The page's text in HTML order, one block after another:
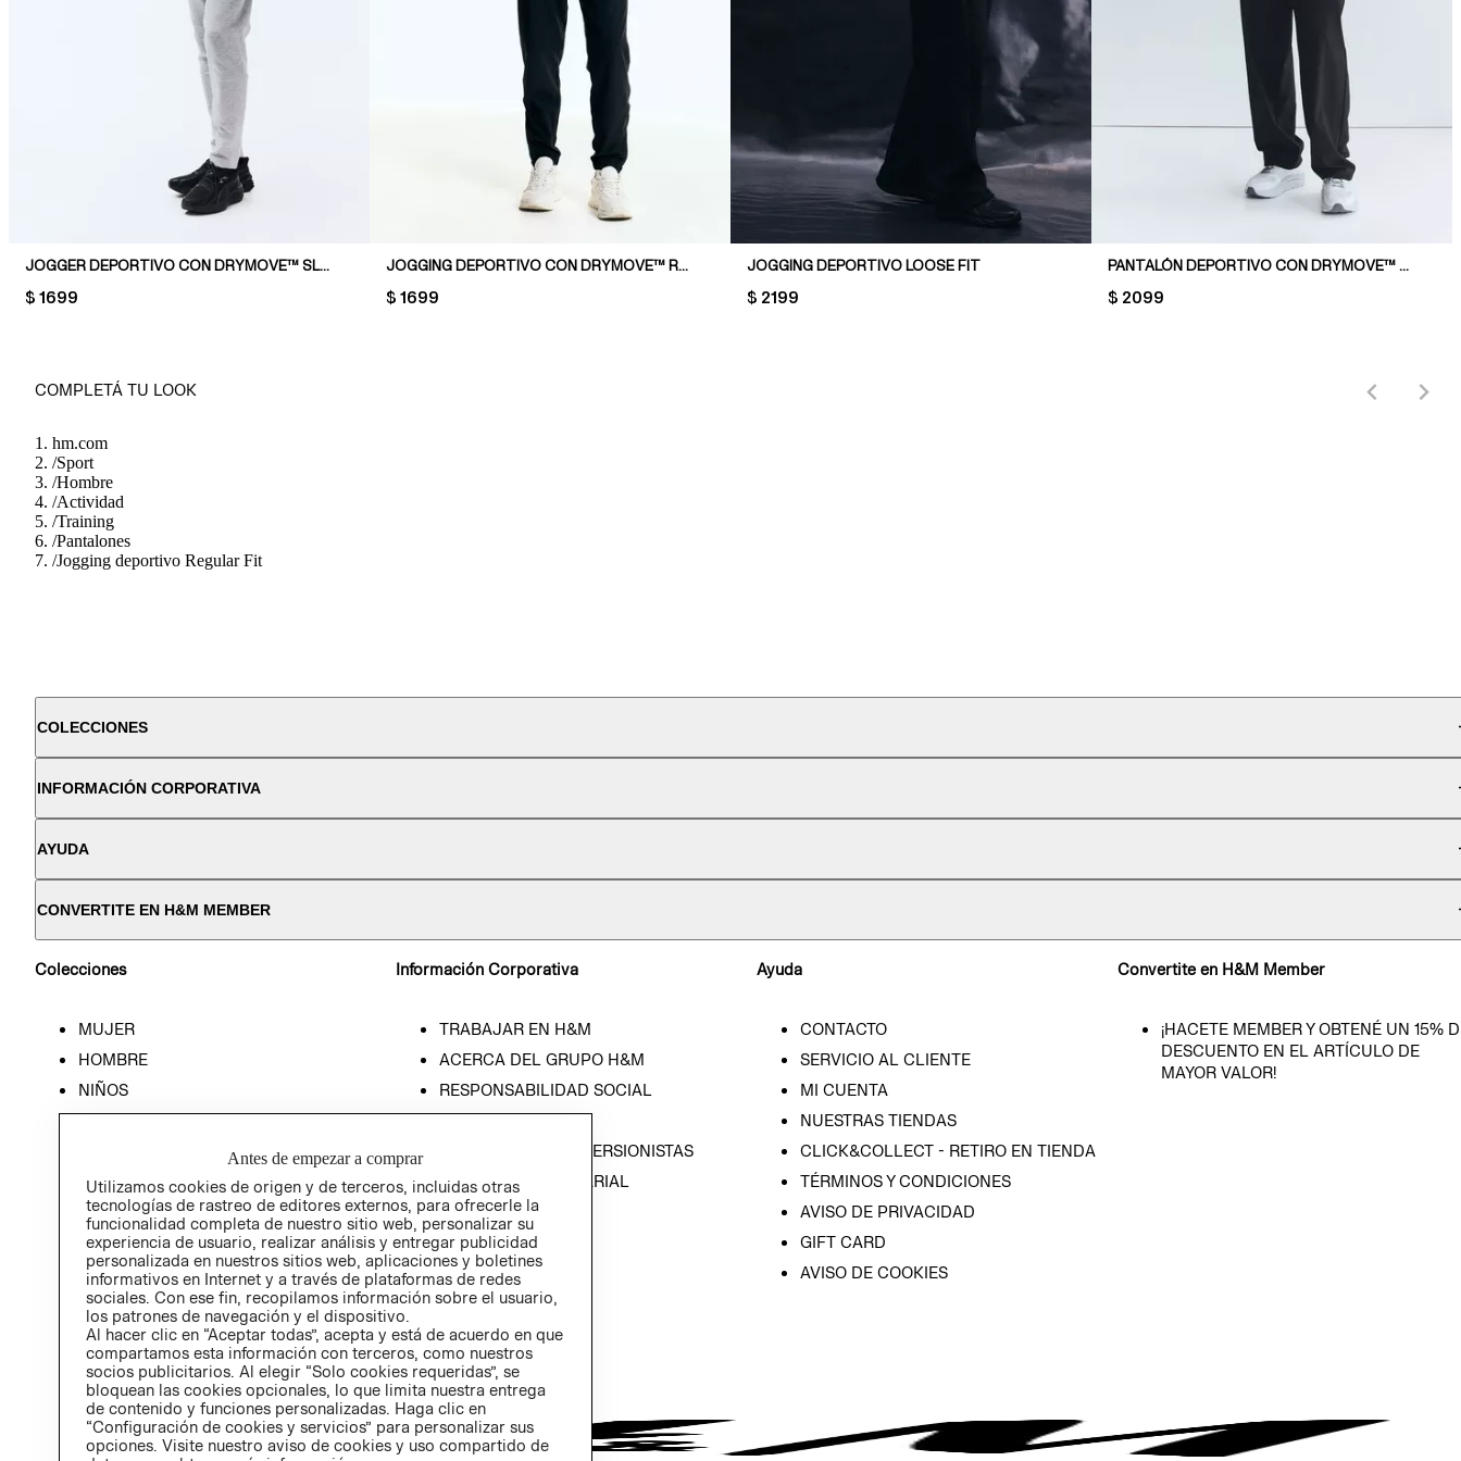
JOGGER DEPORTIVO CON DRYMOVE™ SLIM FIT
PRICE:
$ 1699
JOGGING DEPORTIVO CON DRYMOVE™ REGULAR FIT
PRICE:
$ 1699
JOGGING DEPORTIVO LOOSE FIT
PRICE:
$ 2199
PANTALÓN DEPORTIVO CON DRYMOVE™ REGULAR FIT
PRICE:
$ 2099
COMPLETÁ TU LOOK
hm.com
/Sport
/Hombre
/Actividad
/Training
/Pantalones
/Jogging deportivo Regular Fit
COLECCIONES
INFORMACIÓN CORPORATIVA
AYUDA
CONVERTITE EN H&M MEMBER
Colecciones
MUJER
HOMBRE
NIÑOS
HOME
Información Corporativa
TRABAJAR EN H&M
ACERCA DEL GRUPO H&M
RESPONSABILIDAD SOCIAL
PRENSA
RELACIÓN CON INVERSIONISTAS
POLÍTICA EMPRESARIAL
Ayuda
CONTACTO
SERVICIO AL CLIENTE
MI CUENTA
NUESTRAS TIENDAS
CLICK&COLLECT - RETIRO EN TIENDA
TÉRMINOS Y CONDICIONES
AVISO DE PRIVACIDAD
GIFT CARD
AVISO DE COOKIES
Convertite en H&M Member
¡HACETE MEMBER Y OBTENÉ UN 15%
DESCUENTO EN EL ARTÍCULO DE
MAYOR VALOR!
Antes de empezar a comprar
Utilizamos cookies de origen y de terceros, incluidas otras
tecnologías de rastreo de editores externos, para ofrecerle la
funcionalidad completa de nuestro sitio web, personalizar su
experiencia de usuario, realizar análisis y entregar publicidad
personalizada en nuestros sitios web, aplicaciones y boletines
informativos en Internet y a través de plataformas de redes
sociales. Con ese fin, recopilamos información sobre el usuario,
los patrones de navegación y el dispositivo.
Al hacer clic en “Aceptar todas”, acepta y está de acuerdo en que
compartamos esta información con terceros, como nuestros
socios publicitarios. Al elegir “Solo cookies requeridas”, se
bloquean las cookies opcionales, lo que limita nuestra entrega
de contenido y funciones personalizadas. Haga clic en
“Configuración de cookies y servicios” para personalizar sus
opciones. Visite nuestro aviso de cookies y uso compartido de